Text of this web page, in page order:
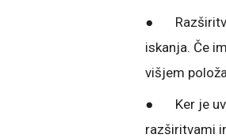
● Razširitve
iskanja. Če
višjem
● Ker je
razširitvami